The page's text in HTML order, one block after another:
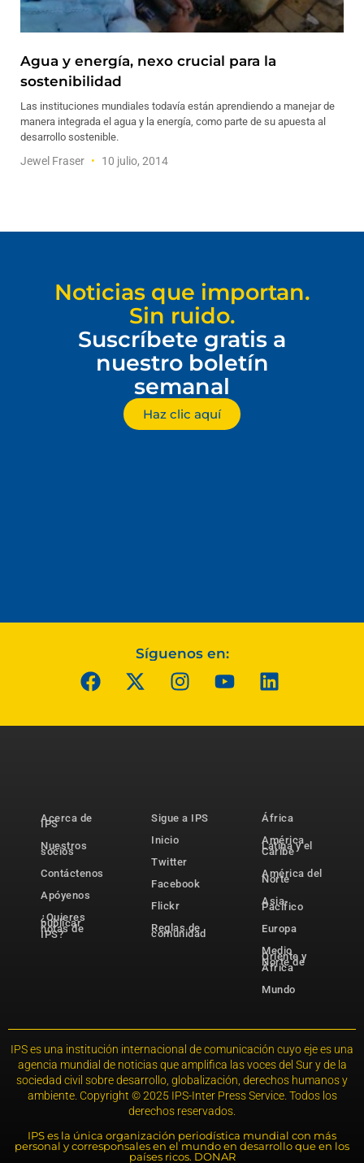
Agua y energía, nexo crucial para la
sostenibilidad
Las instituciones mundiales todavía están aprendiendo a manejar de
manera integrada el agua y la energía, como parte de su apuesta al
desarrollo sostenible.
Jewel Fraser 10 julio, 2014
Noticias que importan.
Sin ruido.
Suscríbete gratis a
nuestro boletín
semanal
Haz clic aquí
Síguenos en:
Acerca de
IPS
Nuestros
socios
Contáctenos
Apóyenos
¿Quieres
publicar
notas de
IPS?
Sigue a IPS
Inicio
Twitter
Facebook
Flickr
Reglas de
comunidad
África
América
Latina y el
Caribe
América del
Norte
Asia-
Pacífico
Europa
Medio
Oriente y
Norte de
África
Mundo
IPS es una institución internacional de comunicación cuyo eje es una
agencia mundial de noticias que amplifica las voces del Sur y de la
sociedad civil sobre desarrollo, globalización, derechos humanos y
ambiente. Copyright © 2025 IPS-Inter Press Service. Todos los
derechos reservados.
IPS es la única organización periodística mundial con más
personal y corresponsales en el mundo en desarrollo que en los
países ricos. DONAR